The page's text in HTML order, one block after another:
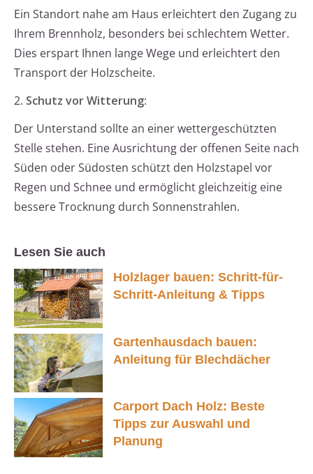
Ein Standort nahe am Haus erleichtert den Zugang zu
Ihrem Brennholz, besonders bei schlechtem Wetter.
Dies erspart Ihnen lange Wege und erleichtert den
Transport der Holzscheite.
2. Schutz vor Witterung:
Der Unterstand sollte an einer wettergeschützten
Stelle stehen. Eine Ausrichtung der offenen Seite nach
Süden oder Südosten schützt den Holzstapel vor
Regen und Schnee und ermöglicht gleichzeitig eine
bessere Trocknung durch Sonnenstrahlen.
Lesen Sie auch
Holzlager bauen: Schritt-für-
Schritt-Anleitung & Tipps
Gartenhausdach bauen:
Anleitung für Blechdächer
Carport Dach Holz: Beste
Tipps zur Auswahl und
Planung